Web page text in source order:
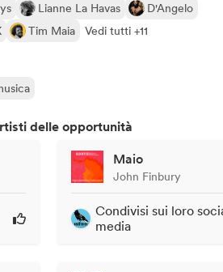
Lianne La Havas
D'Angelo
Tim Maia Vedi tutti +11
delle opportunità
Maio
John Finbury
Condivisi sui loro
media